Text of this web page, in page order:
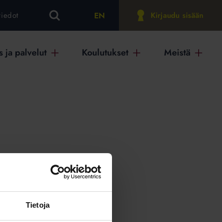
Tietoja
EN Kirjaudu sisään
ja palvelut Koulutukset Meistä